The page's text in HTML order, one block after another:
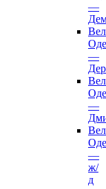
—
—
—
—
ж/
д